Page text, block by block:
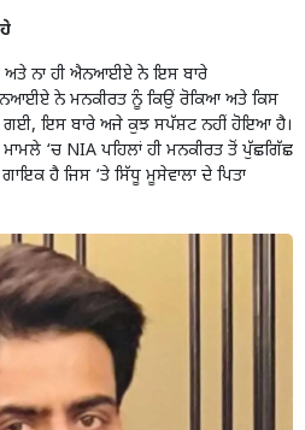
ਅਤੇ ਨਾ ਹੀ ਐਨਆਈਏ ਨੇ ਇਸ ਬਾਰੇ
ਐਨਆਈਏ ਨੇ ਮਨਕੀਰਤ ਨੂੰ ਕਿਉਂ ਰੋਕਿਆ ਅਤੇ ਕਿਸ
ਗਈ, ਇਸ ਬਾਰੇ ਅਜੇ ਕੁਝ ਸਪੱਸ਼ਟ ਨਹੀਂ ਹੋਇਆ ਹੈ।
‘ਚ NIA ਪਹਿਲਾਂ ਹੀ ਮਨਕੀਰਤ ਤੋਂ ਪੁੱਛਗਿੱਛ
ਹੈ ਜਿਸ ‘ਤੇ ਸਿੱਧੂ ਮੂਸੇਵਾਲਾ ਦੇ ਪਿਤਾ